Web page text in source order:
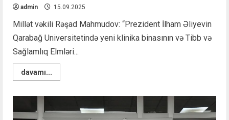
admin 15.09.2025
Millət vəkili Rəşad Mahmudov: “Prezident İlham Əliyevin
Qarabağ Universitetində yeni klinika binasının və Tibb və
Sağlamlıq Elmləri...
davamı...
more
“Qarabağ
artıq